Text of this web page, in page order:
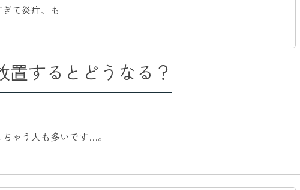
て炎症、も
置するとどうなる？
ゃう人も多いです…。